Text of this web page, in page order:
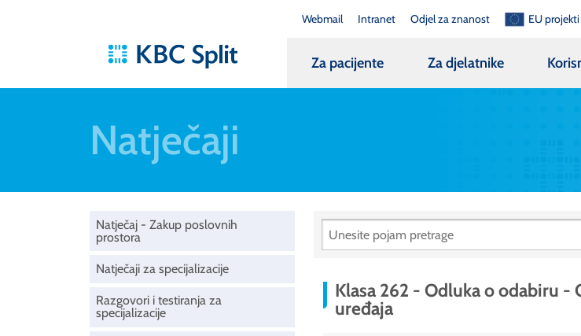
Webmail Intranet Odjel za znanost EU projekti
Za pacijente Za djelatnike
Natječaji
Natječaj - Zakup poslovnih
prostora
Natječaji za specijalizacije
Razgovori i testiranja za
specijalizacije
Klasa 262 - Odluka o odabiru -
uređaja